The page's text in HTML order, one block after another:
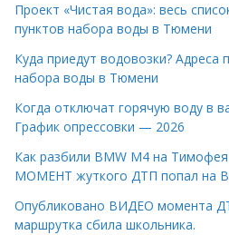
Проект «Чистая вода»: весь
пунктов набора воды в Тюмени
Куда приедут водовозки? Адреса
набора воды в Тюмени
Когда отключат горячую воду в
График опрессовки — 2026
Как разбили BMW M4 на
МОМЕНТ жуткого ДТП попал на
Опубликовано ВИДЕО момента
маршрутка сбила школьника.